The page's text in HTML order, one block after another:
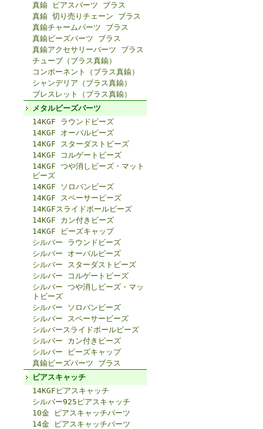
真鍮 ピアスパーツ ブラス
真鍮 切り売りチェーン ブラス
真鍮チャームパーツ ブラス
真鍮ビーズパーツ ブラス
真鍮アクセサリーパーツ ブラス
チューブ（ブラス真鍮）
コンポーネント（ブラス真鍮）
シャンデリア（ブラス真鍮）
ブレスレット（ブラス真鍮）
メタルビーズパーツ
14KGF ラウンドビーズ
14KGF オーバルビーズ
14KGF スターダストビーズ
14KGF コルゲートビーズ
14KGF つや消しビーズ・マット
ビーズ
14KGF ソロバンビーズ
14KGF スペーサービーズ
14KGFスライドボールビーズ
14KGF カン付きビーズ
14KGF ビーズキャップ
シルバー ラウンドビーズ
シルバー オーバルビーズ
シルバー スターダストビーズ
シルバー コルゲートビーズ
シルバー つや消しビーズ・マッ
トビーズ
シルバー ソロバンビーズ
シルバー スペーサービーズ
シルバースライドボールビーズ
シルバー カン付きビーズ
シルバー ビーズキャップ
真鍮ビーズパーツ ブラス
ピアスキャッチ
14KGFピアスキャッチ
シルバー925ピアスキャッチ
10金 ピアスキャッチパーツ
14金 ピアスキャッチパーツ